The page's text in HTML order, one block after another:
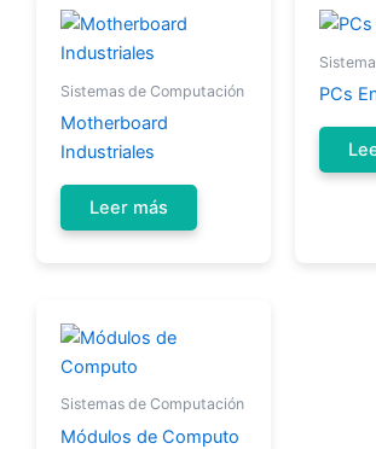
Sistemas de Computación
Motherboard
Industriales
Leer más
PCs
Sistemas de Computación
Módulos de Computo